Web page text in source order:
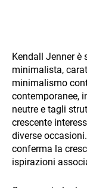
Kendall Jenner è
minimalista,
minimalismo
contemporanee,
neutre e tagli
crescente
diverse
conferma la
ispirazioni